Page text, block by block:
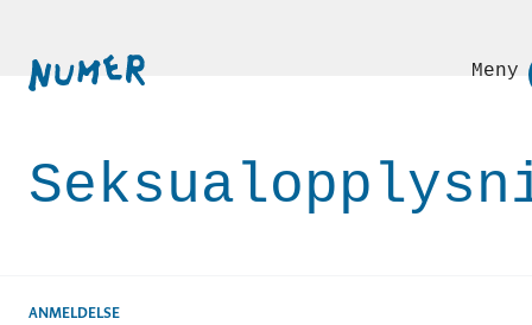
Meny
ANMELDELSE